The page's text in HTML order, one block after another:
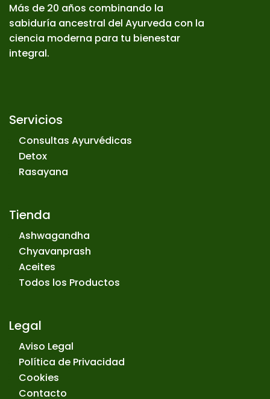
Más de 20 años combinando la
sabiduría ancestral del Ayurveda con la
ciencia moderna para tu bienestar
integral.
Servicios
Consultas Ayurvédicas
Detox
Rasayana
Tienda
Ashwagandha
Chyavanprash
Aceites
Todos los Productos
Legal
Aviso Legal
Política de Privacidad
Cookies
Contacto